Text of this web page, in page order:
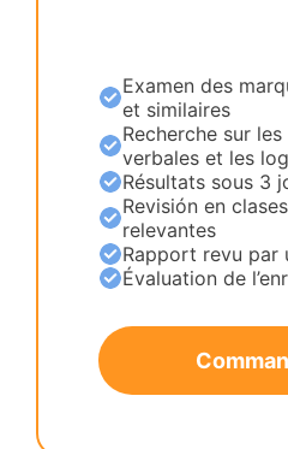
Examen des
et similaires
Recherche sur
verbales et les
Résultats sous 3
Revisión en
relevantes
Rapport revu par
Évaluation de